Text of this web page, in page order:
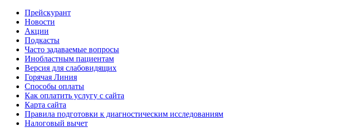
Прейскурант
Новости
Акции
Подкасты
Часто задаваемые вопросы
Инобластным пациентам
Версия для слабовидящих
Горячая Линия
Способы оплаты
Как оплатить услугу с сайта
Карта сайта
Правила подготовки к диагностическим исследованиям
Налоговый вычет